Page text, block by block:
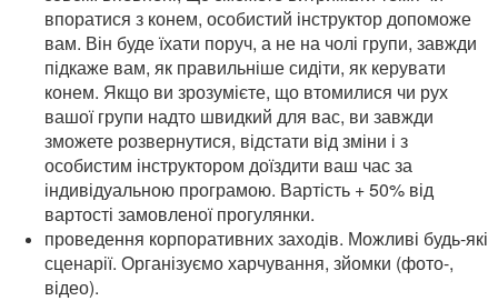
впоратися з конем, особистий інструктор допоможе
вам. Він буде їхати поруч, а не на чолі групи, завжди
підкаже вам, як правильніше сидіти, як керувати
конем. Якщо ви зрозумієте, що втомилися чи рух
вашої групи надто швидкий для вас, ви завжди
зможете розвернутися, відстати від зміни і з
особистим інструктором доїздити ваш час за
індивідуальною програмою. Вартість + 50% від
вартості замовленої прогулянки.
проведення корпоративних заходів. Можливі будь-які
сценарії. Організуємо харчування, зйомки (фото-,
відео).